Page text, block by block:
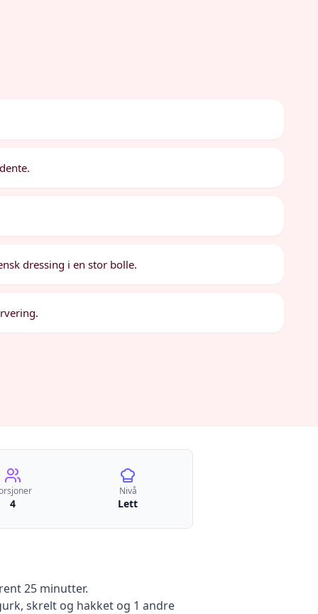
dressing i en stor bolle.
4
Nivå
Lett
25 minutter.
skrelt og hakket og 1 andre